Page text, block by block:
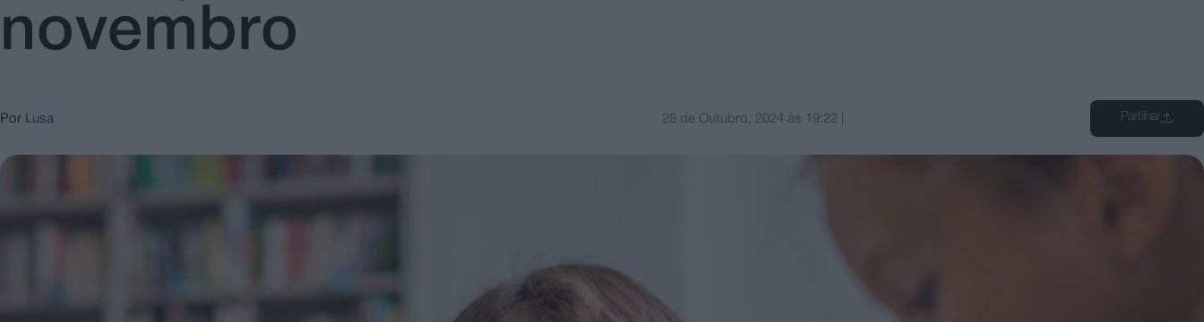
novembro
Por Lusa 28 de Outubro, 2024 às 19:22 Partilhar